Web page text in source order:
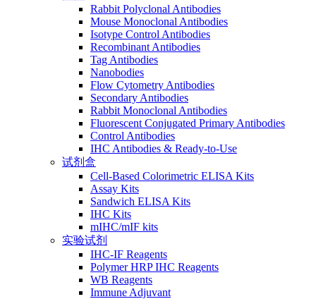
Rabbit Polyclonal Antibodies
Mouse Monoclonal Antibodies
Isotype Control Antibodies
Recombinant Antibodies
Tag Antibodies
Nanobodies
Flow Cytometry Antibodies
Secondary Antibodies
Rabbit Monoclonal Antibodies
Fluorescent Conjugated Primary Antibodies
Control Antibodies
IHC Antibodies & Ready-to-Use
试剂盒
Cell-Based Colorimetric ELISA Kits
Assay Kits
Sandwich ELISA Kits
IHC Kits
mIHC/mIF kits
实验试剂
IHC-IF Reagents
Polymer HRP IHC Reagents
WB Reagents
Immune Adjuvant